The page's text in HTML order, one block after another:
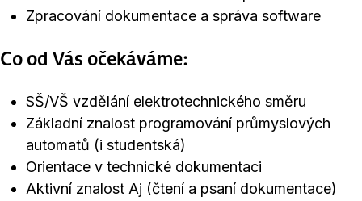
Zpracování dokumentace a správa software
Co od Vás očekáváme:
SŠ/VŠ vzdělání elektrotechnického směru
Základní znalost programování průmyslových
automatů (i studentská)
Orientace v technické dokumentaci
Aktivní znalost Aj (čtení a psaní dokumentace)